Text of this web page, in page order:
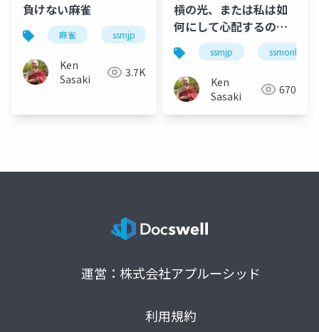
負けない麻雀
麻雀 ssmjp 勉強会
Ken
Sasaki
3.7K
槓の光、または私は如
何にして心配するのを
止めて槓を愛するよう
になったか
ssmjp ssmonline
Ken
Sasaki
670
運営：株式会社アプルーシッド
利用規約